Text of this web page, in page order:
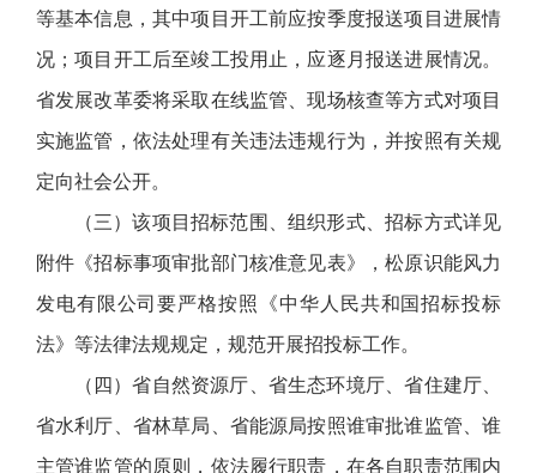
等基本信息，其中项目开工前应按季度报送项目进展情
况；项目开工后至竣工投用止，应逐月报送进展情况。
省发展改革委将采取在线监管、现场核查等方式对项目
实施监管，依法处理有关违法违规行为，并按照有关规
定向社会公开。
（三）该项目招标范围、组织形式、招标方式详见
附件《招标事项审批部门核准意见表》，松原识能风力
发电有限公司要严格按照《中华人民共和国招标投标
法》等法律法规规定，规范开展招投标工作。
（四）省自然资源厅、省生态环境厅、省住建厅、
省水利厅、省林草局、省能源局按照谁审批谁监管、谁
主管谁监管的原则，依法履行职责，在各自职责范围内